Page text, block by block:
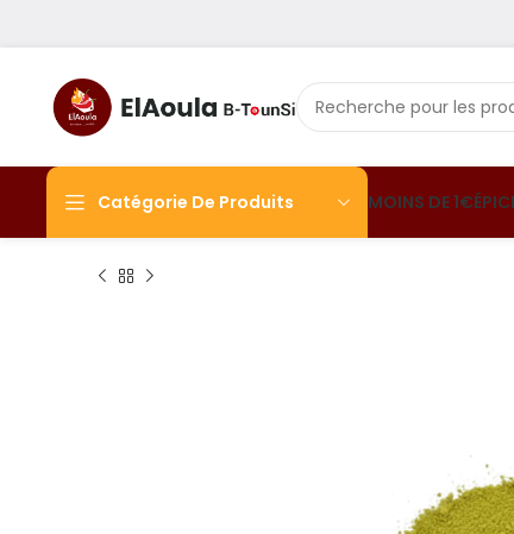
Catégorie De Produits MOINS DE 1€